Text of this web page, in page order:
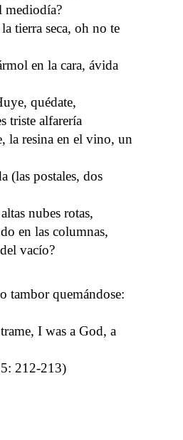
mediodía?
tierra seca, oh no te
en la cara, ávida
quédate,
triste alfarería
la resina en el vino, un
(las postales, dos
nubes rotas,
en las columnas,
vacío?
tambor quemándose:
I was a God, a
212-213)